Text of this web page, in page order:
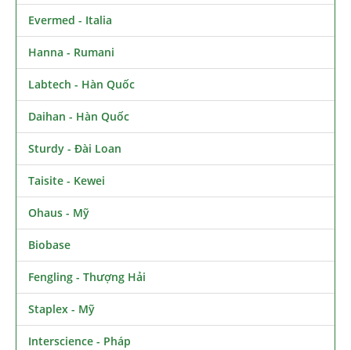
Evermed - Italia
Hanna - Rumani
Labtech - Hàn Quốc
Daihan - Hàn Quốc
Sturdy - Đài Loan
Taisite - Kewei
Ohaus - Mỹ
Biobase
Fengling - Thượng Hải
Staplex - Mỹ
Interscience - Pháp